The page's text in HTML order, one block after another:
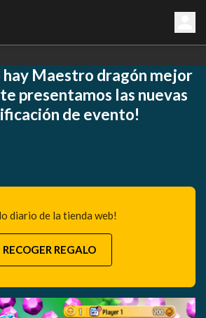
hay Maestro dragón mejor
presentamos las nuevas
de evento!
diario de la tienda web!
RECOGER REGALO